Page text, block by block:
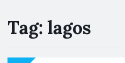
Tag: lagos